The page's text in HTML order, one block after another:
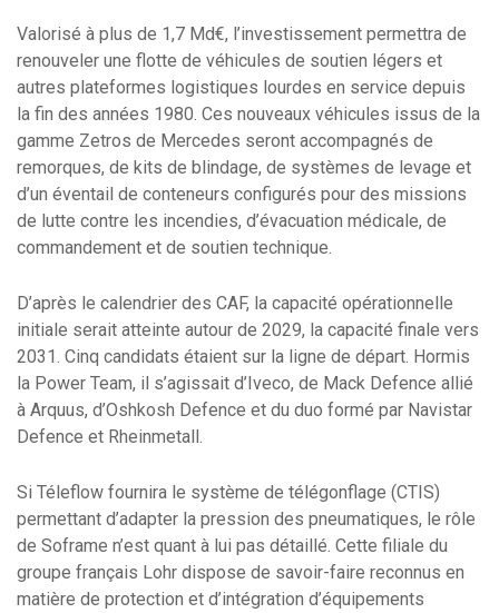
Valorisé à plus de 1,7 Md€, l’investissement permettra de
renouveler une flotte de véhicules de soutien légers et
autres plateformes logistiques lourdes en service depuis
la fin des années 1980. Ces nouveaux véhicules issus de la
gamme Zetros de Mercedes seront accompagnés de
remorques, de kits de blindage, de systèmes de levage et
d’un éventail de conteneurs configurés pour des missions
de lutte contre les incendies, d’évacuation médicale, de
commandement et de soutien technique.
D’après le calendrier des CAF, la capacité opérationnelle
initiale serait atteinte autour de 2029, la capacité finale vers
2031. Cinq candidats étaient sur la ligne de départ. Hormis
la Power Team, il s’agissait d’Iveco, de Mack Defence allié
à Arquus, d’Oshkosh Defence et du duo formé par Navistar
Defence et Rheinmetall.
Si Téleflow fournira le système de télégonflage (CTIS)
permettant d’adapter la pression des pneumatiques, le rôle
de Soframe n’est quant à lui pas détaillé. Cette filiale du
groupe français Lohr dispose de savoir-faire reconnus en
matière de protection et d’intégration d’équipements